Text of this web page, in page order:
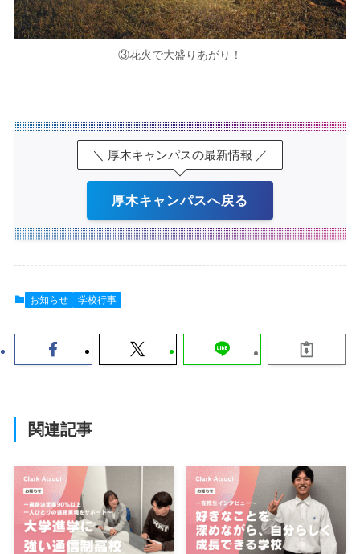
③花火で大盛りあがり！
＼ 厚木キャンパスの最新情報 ／
厚木キャンパスへ戻る
お知らせ 学校行事
関連記事